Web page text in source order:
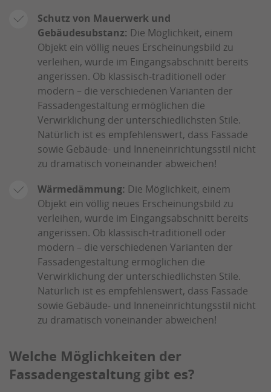
Schutz von Mauerwerk und
Gebäudesubstanz: Die Möglichkeit, einem
Objekt ein völlig neues Erscheinungsbild zu
verleihen, wurde im Eingangsabschnitt bereits
angerissen. Ob klassisch-traditionell oder
modern – die verschiedenen Varianten der
Fassadengestaltung ermöglichen die
Verwirklichung der unterschiedlichsten Stile.
Natürlich ist es empfehlenswert, dass Fassade
sowie Gebäude- und Inneneinrichtungsstil nicht
zu dramatisch voneinander abweichen!
Wärmedämmung: Die Möglichkeit, einem
Objekt ein völlig neues Erscheinungsbild zu
verleihen, wurde im Eingangsabschnitt bereits
angerissen. Ob klassisch-traditionell oder
modern – die verschiedenen Varianten der
Fassadengestaltung ermöglichen die
Verwirklichung der unterschiedlichsten Stile.
Natürlich ist es empfehlenswert, dass Fassade
sowie Gebäude- und Inneneinrichtungsstil nicht
zu dramatisch voneinander abweichen!
Welche Möglichkeiten der
Fassadengestaltung gibt es?